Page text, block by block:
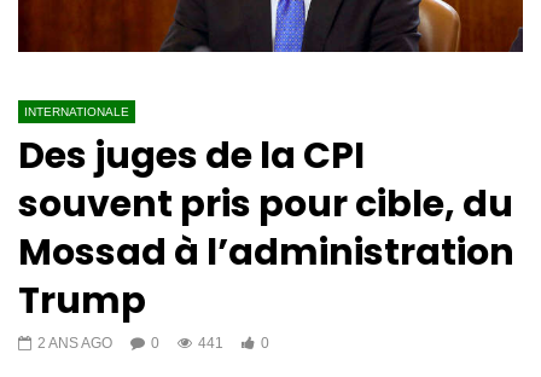
INTERNATIONALE
Des juges de la CPI
souvent pris pour cible, du
Mossad à l’administration
Trump
2 ANS AGO 0 441 0